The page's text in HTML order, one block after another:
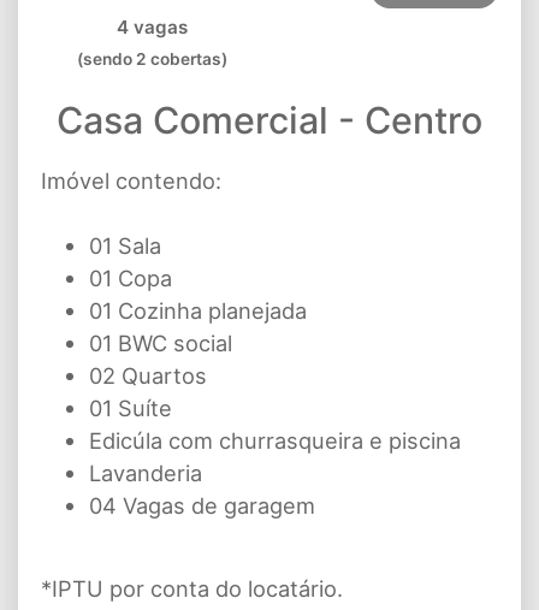
4 vagas
(sendo 2 cobertas)
Casa Comercial - Centro
Imóvel contendo:
01 Sala
01 Copa
01 Cozinha planejada
01 BWC social
02 Quartos
01 Suíte
Edicúla com churrasqueira e piscina
Lavanderia
04 Vagas de garagem
*IPTU por conta do locatário.